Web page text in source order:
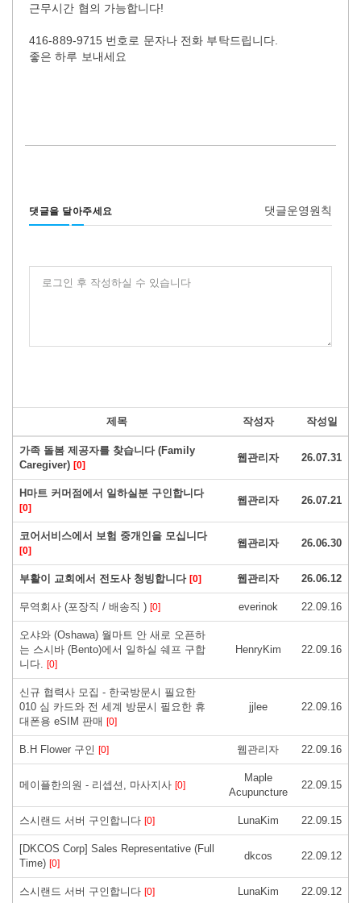
근무시간 협의 가능합니다!
416-889-9715 번호로 문자나 전화 부탁드립니다.
좋은 하루 보내세요
댓글을 달아주세요 댓글운영원칙
로그인 후 작성하실 수 있습니다
제목 작성자 작성일
가족 돌봄 제공자를 찾습니다 (Family
Caregiver) [0]
웹관리자 26.07.31
H마트 커머점에서 일하실분 구인합니다
[0]
웹관리자 26.07.21
코어서비스에서 보험 중개인을 모십니다
[0]
웹관리자 26.06.30
부활이 교회에서 전도사 청빙합니다 [0] 웹관리자 26.06.12
무역회사 (포장직 / 배송직 ) [0] everinok 22.09.16
오샤와 (Oshawa) 월마트 안 새로 오픈하
는 스시바 (Bento)에서 일하실 쉐프 구합
니다. [0]
HenryKim 22.09.16
신규 협력사 모집 - 한국방문시 필요한
010 심 카드와 전 세계 방문시 필요한 휴
대폰용 eSIM 판매 [0]
jjlee 22.09.16
B.H Flower 구인 [0] 웹관리자 22.09.16
메이플한의원 - 리셉션, 마사지사 [0]
Maple
Acupuncture
22.09.15
스시랜드 서버 구인합니다 [0] LunaKim 22.09.15
[DKCOS Corp] Sales Representative (Full
Time) [0]
dkcos 22.09.12
스시랜드 서버 구인합니다 [0] LunaKim 22.09.12